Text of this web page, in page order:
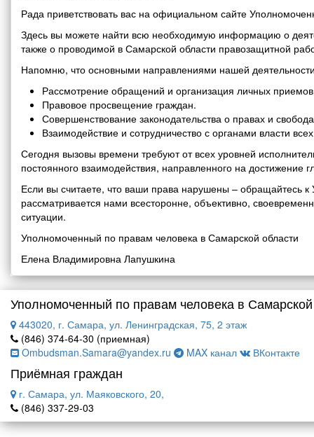
Рада приветствовать вас на официальном сайте
Здесь вы можете найти всю необходимую информацию о
также о проводимой в Самарской области правозащитной
Напомню, что основными направлениями нашей
Рассмотрение обращений и организация личных
Правовое просвещение граждан.
Совершенствование законодательства о правах и
Взаимодействие и сотрудничество с органами власти
Сегодня вызовы времени требуют от всех уровней
постоянного взаимодействия, направленного на
Если вы считаете, что ваши права нарушены – обращайтесь
рассматривается нами всесторонне, объективно,
ситуации.
Уполномоченный по правам человека в Самарской области
Елена Владимировна Лапушкина
Уполномоченный по правам человека в
443020, г. Самара, ул. Ленинградская, 75, 2 этаж
(846) 374-64-30 (приемная)
Ombudsman.Samara@yandex.ru
MAX канал ВКонтакте
Приёмная граждан
г. Самара, ул. Маяковского, 20,
(846) 337-29-03